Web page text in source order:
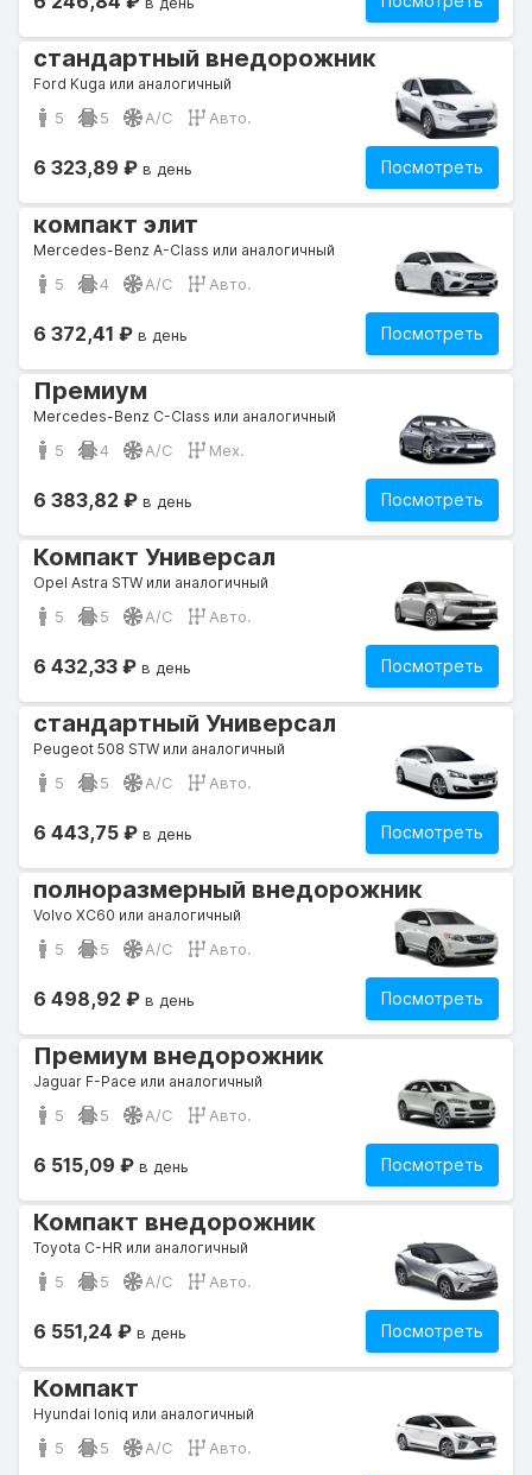
стандартный внедорожник
Ford Kuga или аналогичный
5 5 A/C Авто.
Посмотреть
6 323,89 ₽ в день
компакт элит
Mercedes-Benz A-Class или аналогичный
5 4 A/C Авто.
Посмотреть
6 372,41 ₽ в день
Премиум
Mercedes-Benz C-Class или аналогичный
5 4 A/C Мех.
Посмотреть
6 383,82 ₽ в день
Компакт Универсал
Opel Astra STW или аналогичный
5 5 A/C Авто.
Посмотреть
6 432,33 ₽ в день
стандартный Универсал
Peugeot 508 STW или аналогичный
5 5 A/C Авто.
Посмотреть
6 443,75 ₽ в день
полноразмерный внедорожник
Volvo XC60 или аналогичный
5 5 A/C Авто.
Посмотреть
6 498,92 ₽ в день
Премиум внедорожник
Jaguar F-Pace или аналогичный
5 5 A/C Авто.
Посмотреть
6 515,09 ₽ в день
Компакт внедорожник
Toyota C-HR или аналогичный
5 5 A/C Авто.
Посмотреть
6 551,24 ₽ в день
Компакт
Hyundai Ioniq или аналогичный
5 5 A/C Авто.